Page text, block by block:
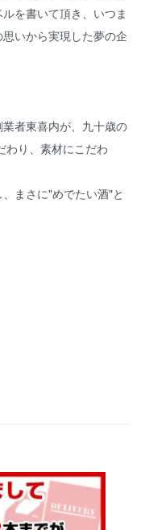
を書いて頂き、いつま
いから実現した夢の企
者東喜内が、九十歳の
わり、素材にこだわ
まさに"めでたい酒"と